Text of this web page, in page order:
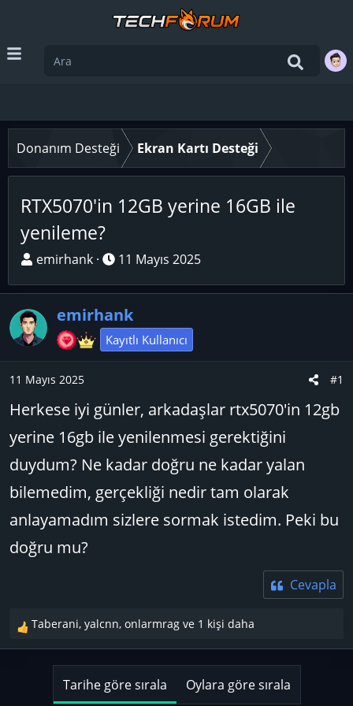
Donanım Desteği Ekran Kartı Desteği
RTX5070'in 12GB yerine 16GB ile
yenileme?
K
n
u
y
a
ş
a
t
a
emirhank
B
ş
l
a
n
ç
a
r
i
h
i
11 Mayıs 2025
emirhank
Kayıtlı Kullanıcı
11 Mayıs 2025 #1
Herkese iyi günler, arkadaşlar rtx5070'in 12gb
yerine 16gb ile yenilenmesi gerektiğini
duydum? Ne kadar doğru ne kadar yalan
bilemedim, gerçekliği nedir tam olarak
anlayamadım sizlere sormak istedim. Peki bu
doğru mu?
Cevapla
T
e
Taberani, yalcnn, onlarmrag ve 1 kişi daha
Tarihe göre sırala Oylara göre sırala